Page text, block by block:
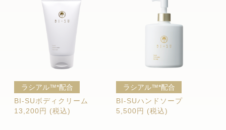
ラシアル™*配合
BI-SUボディクリーム
13,200円 (税込)
ラシアル™*配合
BI-SUハンドソープ
5,500円 (税込)